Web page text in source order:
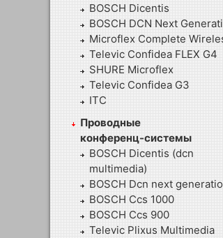
BOSCH Dicentis
BOSCH DCN Next
Microflex Complete
Televic Confidea FLEX G4
SHURE Microflex
Televic Confidea G3
ITC
Проводные
конференц-системы
BOSCH Dicentis (dcn
multimedia)
BOSCH Dcn next
BOSCH Ccs 1000
BOSCH Ccs 900
Televic Plixus Multimedia